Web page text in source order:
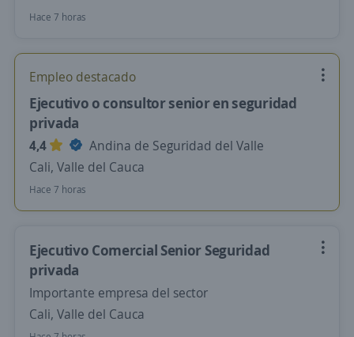
Hace 7 horas
Empleo destacado
Ejecutivo o consultor senior en seguridad
privada
4,4
Andina de Seguridad del Valle
Cali, Valle del Cauca
Hace 7 horas
Ejecutivo Comercial Senior Seguridad
privada
Importante empresa del sector
Cali, Valle del Cauca